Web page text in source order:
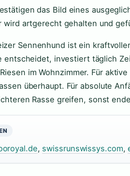
das Bild eines
wird artgerecht gehalten und
Sennenhund ist ein
entscheidet, investiert täglich
im Wohnzimmer. Für
überhaupt. Für absolute
Rasse greifen, sonst
, swissrunswissys.com,